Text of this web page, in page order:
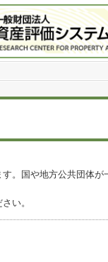
。国や地方公共団体
い。